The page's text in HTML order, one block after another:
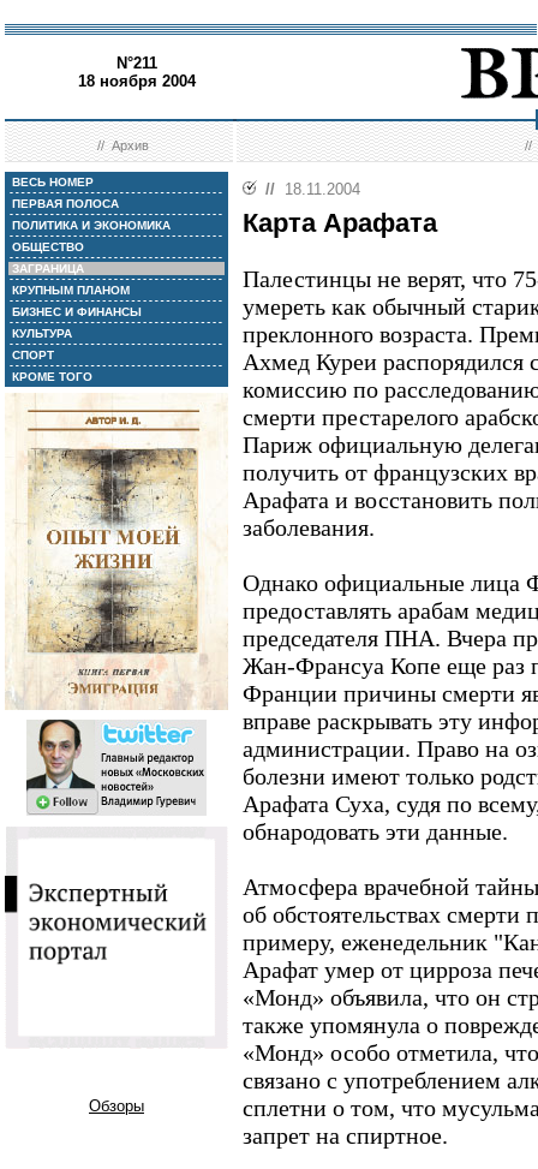
N°211
18 ноября 2004
//Архив //
ВЕСЬ НОМЕР
ПЕРВАЯ ПОЛОСА
ПОЛИТИКА И ЭКОНОМИКА
ОБЩЕСТВО
ЗАГРАНИЦА
КРУПНЫМ ПЛАНОМ
БИЗНЕС И ФИНАНСЫ
КУЛЬТУРА
СПОРТ
КРОМЕ ТОГО
Обзоры
// 18.11.2004
Карта Арафата
Палестинцы не верят, что
умереть как обычный
преклонного возраста.
Ахмед Куреи распорядился
комиссию по
смерти престарелого
Париж официальную
получить от французских
Арафата и восстановить
заболевания.
Однако официальные лица
предоставлять арабам
председателя ПНА. Вчера
Жан-Франсуа Копе еще раз
Франции причины смерти
вправе раскрывать эту
администрации. Право на
болезни имеют только
Арафата Суха, судя по
обнародовать эти данные.
Атмосфера врачебной
об обстоятельствах смерти
примеру, еженедельник
Арафат умер от цирроза
«Монд» объявила, что он
также упомянула о
«Монд» особо отметила,
связано с употреблением
сплетни о том, что
запрет на спиртное.